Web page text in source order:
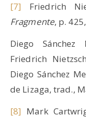
[7]
Friedrich
Fragmente, p.
Diego Sánchez
Friedrich
Diego Sánchez
de Lizaga, trad.,
[8] Mark